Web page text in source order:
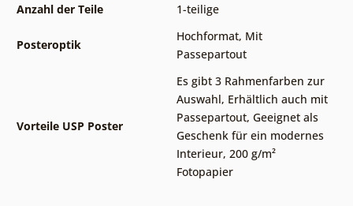
Anzahl der Teile
1-teilige
Posteroptik
Hochformat, Mit
Passepartout
Vorteile USP Poster
Es gibt 3 Rahmenfarben zur
Auswahl, Erhältlich auch mit
Passepartout, Geeignet als
Geschenk für ein modernes
Interieur, 200 g/m²
Fotopapier